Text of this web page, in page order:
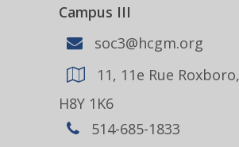
Campus III
soc3@hcgm.org
11, 11e Rue
H8Y 1K6
514-685-1833